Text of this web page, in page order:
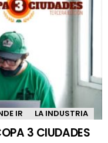
IR LA INDUSTRIA
3 CIUDADES